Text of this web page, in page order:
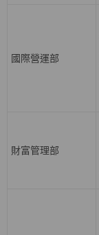
國際營運部
財富管理部